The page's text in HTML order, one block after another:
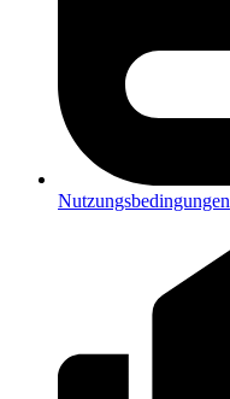
Nutzungsbedingungen